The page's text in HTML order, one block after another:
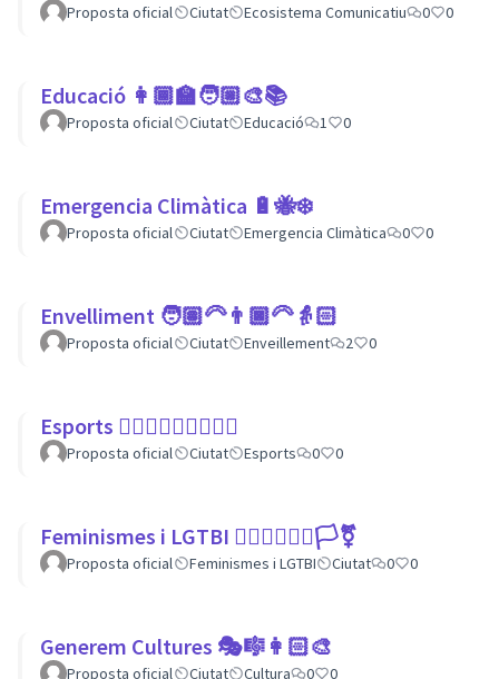
Proposta oficial Ciutat Ecosistema Comunicatiu 0 0
Educació 👩🏾‍🏫🧑🏼‍🎨📚
Proposta oficial Ciutat Educació 1 0
Emergencia Climàtica 🔋🐝❄️
Proposta oficial Ciutat Emergencia Climàtica 0 0
Envelliment 🧑🏽‍🦳👨🏿‍🦳👵🏻
Proposta oficial Ciutat Enveillement 2 0
Esports 🏃🏾‍♀⛹🏼‍♀🏄🏼‍♂
Proposta oficial Ciutat Esports 0 0
Feminismes i LGTBI 💁🏽‍♀👩‍❤️‍👩🏳️‍⚧️
Proposta oficial Feminismes i LGTBI Ciutat 0 0
Generem Cultures 🎭🎼👩🏻‍🎨
Proposta oficial Ciutat Cultura 0 0